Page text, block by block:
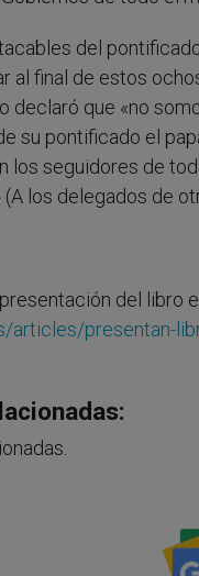
del
al final de estos
declaró que «no
su pontificado el
los seguidores de
los delegados de
del libro
presentan-